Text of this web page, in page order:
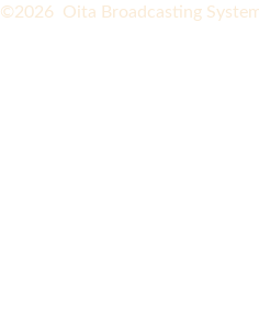
©2026 Oita Broadcasting